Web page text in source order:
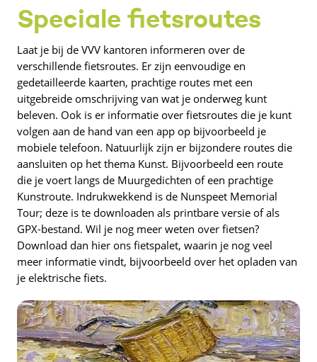
Speciale fietsroutes
Laat je bij de VVV kantoren informeren over de
verschillende fietsroutes. Er zijn eenvoudige en
gedetailleerde kaarten, prachtige routes met een
uitgebreide omschrijving van wat je onderweg kunt
beleven. Ook is er informatie over fietsroutes die je kunt
volgen aan de hand van een app op bijvoorbeeld je
mobiele telefoon. Natuurlijk zijn er bijzondere routes die
aansluiten op het thema Kunst. Bijvoorbeeld een route
die je voert langs de Muurgedichten of een prachtige
Kunstroute. Indrukwekkend is de Nunspeet Memorial
Tour; deze is te downloaden als printbare versie of als
GPX-bestand. Wil je nog meer weten over fietsen?
Download dan hier ons fietspalet, waarin je nog veel
meer informatie vindt, bijvoorbeeld over het opladen van
je elektrische fiets.